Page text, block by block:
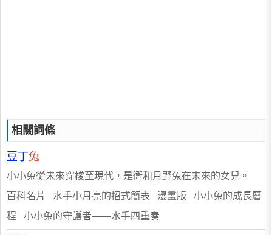
相關詞條
豆丁兔
小小兔從未來穿梭至現代，是衛和月野兔在未來的女兒。
百科名片 水手小月亮的招式簡表 漫畫版 小小兔的成長曆
程 小小兔的守護者——水手四重奏